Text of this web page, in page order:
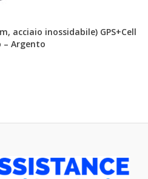
acciaio inossidabile) GPS+Cell
Argento